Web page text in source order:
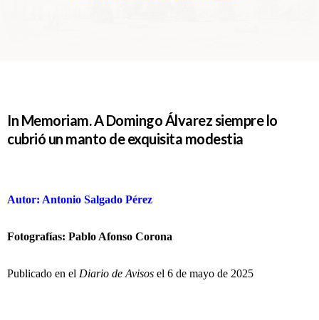
In Memoriam. A Domingo Álvarez siempre lo
cubrió un manto de exquisita modestia
Autor: Antonio Salgado Pérez
Fotografías: Pablo Afonso Corona
Publicado en el Diario de Avisos el 6 de mayo de 2025